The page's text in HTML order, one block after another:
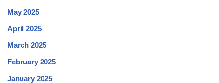
May 2025
April 2025
March 2025
February 2025
January 2025